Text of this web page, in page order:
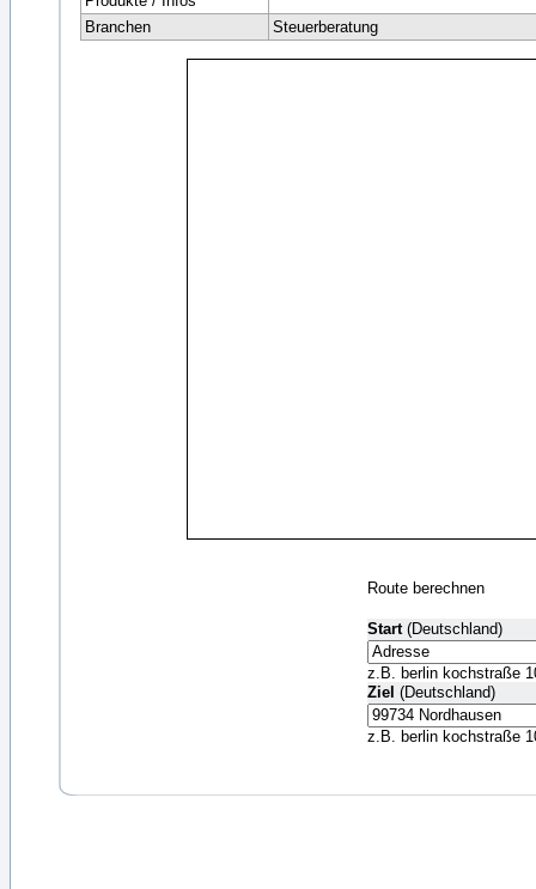
Branchen
Steuerberatung
Route berechnen
Start(Deutschland)
z.B. berlin kochstraße
Ziel (Deutschland)
z.B. berlin kochstraße